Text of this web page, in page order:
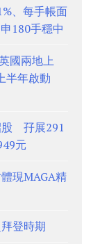
、每手帳面
180手穩中
國兩地上
半年啟動
股 孖展291
元
現MAGA精
登時期